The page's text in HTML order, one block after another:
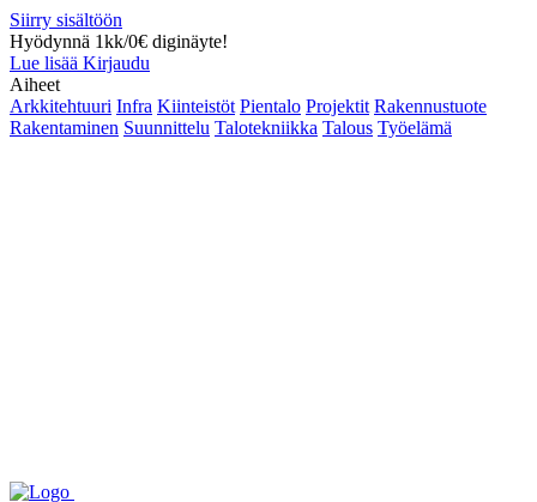
Siirry sisältöön
Hyödynnä 1kk/0€ diginäyte!
Lue lisää Kirjaudu
Aiheet
Arkkitehtuuri Infra Kiinteistöt Pientalo Projektit Rakennustuote
Rakentaminen Suunnittelu Talotekniikka Talous Työelämä